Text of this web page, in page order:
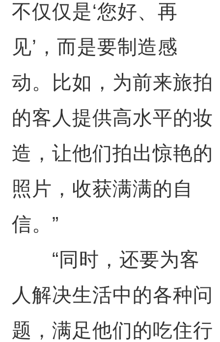
不仅仅是‘您好、再
见’，而是要制造感
动。比如，为前来旅拍
的客人提供高水平的妆
造，让他们拍出惊艳的
照片，收获满满的自
信。”
“同时，还要为客
人解决生活中的各种问
题，满足他们的吃住行